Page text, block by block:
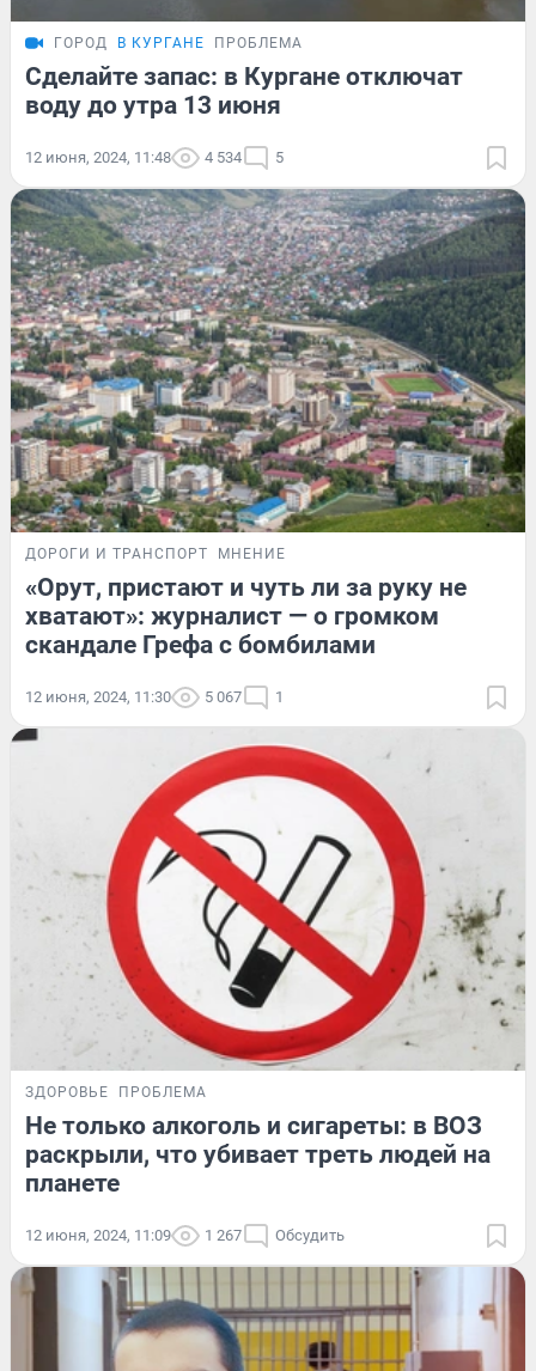
ГОРОД В КУРГАНЕ ПРОБЛЕМА
Сделайте запас: в Кургане отключат
воду до утра 13 июня
12 июня, 2024, 11:48 4 534 5
ДОРОГИ И ТРАНСПОРТ МНЕНИЕ
«Орут, пристают и чуть ли за руку не
хватают»: журналист — о громком
скандале Грефа с бомбилами
12 июня, 2024, 11:30 5 067 1
ЗДОРОВЬЕ ПРОБЛЕМА
Не только алкоголь и сигареты: в ВОЗ
раскрыли, что убивает треть людей на
планете
12 июня, 2024, 11:09 1 267 Обсудить